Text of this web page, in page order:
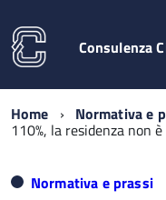
Consulenza
Home Normativa e
110%, la residenza non
Normativa e prassi